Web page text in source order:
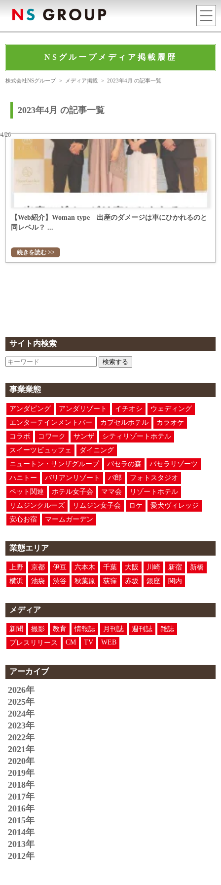
NSグループメディア掲載履歴
株式会社NSグループ > メディア掲載 >2023年4月 の記事一覧
サイト内検索
検索する
事業業態
アンダピング アンダリゾート イチオシ
ウェディング
エンターテインメントバー
カプセルホテル
カラオケ
コラボ
コワーク サンザ
シティリゾートホテル
スイーツビュッフェ
ダイニング
ニュートン・サンザグループ
パセラの森
パセラリゾーツ
ハニトー
バリアンリゾート パ郎
フォトスタジオ
ペット関連
ホテル女子会 ママ会
リゾートホテル
リムジンクルーズ
リムジン女子会 ロケ
愛犬ヴィレッジ
安心お宿
マームガーデン
業態エリア
上野 京都 伊豆 六本木 千葉 大阪 川崎 新宿
新橋
横浜
池袋 渋谷 秋葉原 荻窪 赤坂 銀座 関内
メディア
新聞 撮影 教育 情報誌 月刊誌 週刊誌
雑誌
プレスリリース
CM TV WEB
アーカイブ
2026年
2025年
2024年
2023年
2022年
2021年
2020年
2019年
2018年
2017年
2016年
2015年
2014年
2013年
2012年
2023年4月 の記事一覧
【Web紹介】Woman type 出産のダメージは車にひかれるのと
同レベル？ ...
26
続きを読む >>